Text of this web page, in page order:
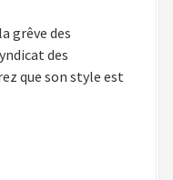
grêve des
des
que son style est